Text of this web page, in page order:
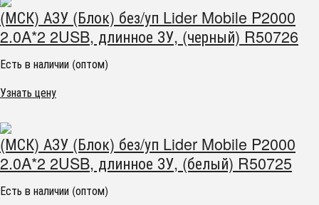
(МСК) АЗУ (Блок) без/уп Lider Mobile P2000
2.0A*2 2USB, длинное ЗУ, (черный) R50726
Есть в наличии (оптом)
Узнать цену
(МСК) АЗУ (Блок) без/уп Lider Mobile P2000
2.0A*2 2USB, длинное ЗУ, (белый) R50725
Есть в наличии (оптом)